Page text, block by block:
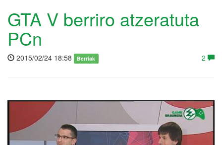
GTA V berriro atzeratuta
PCn
2015/02/24 18:58 Berriak 2